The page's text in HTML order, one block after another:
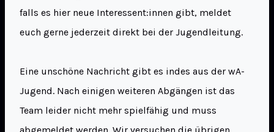
falls es hier neue Interessent:innen gibt, meldet
euch gerne jederzeit direkt bei der Jugendleitung.
Eine unschöne Nachricht gibt es indes aus der wA-
Jugend. Nach einigen weiteren Abgängen ist das
Team leider nicht mehr spielfähig und muss